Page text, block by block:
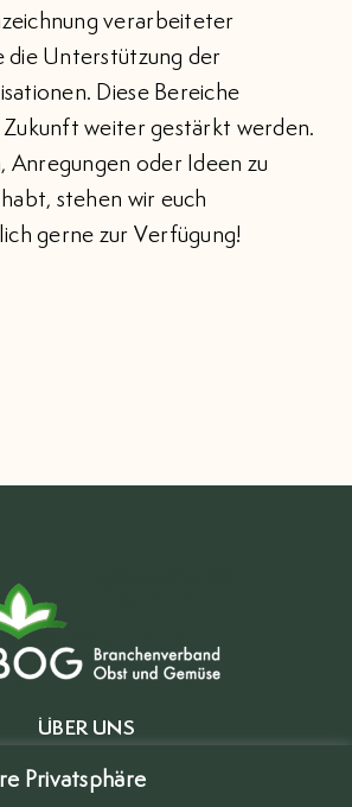
Privatsphäre
verarbeiteter
die Unterstützung der
Diese Bereiche
Zukunft weiter gestärkt werden.
Anregungen oder Ideen zu
stehen wir euch
gerne zur Verfügung!
ÜBER UNS
MITGLIEDER